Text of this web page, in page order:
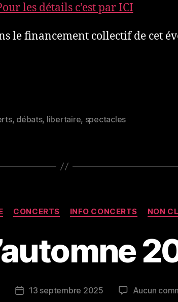
les détails c’est par ICI
le financement collectif de cet
, débats, libertaire, spectacles
Catégories
CONCERTS INFO CONCERTS NON
Date13 septembre 2025 Aucun